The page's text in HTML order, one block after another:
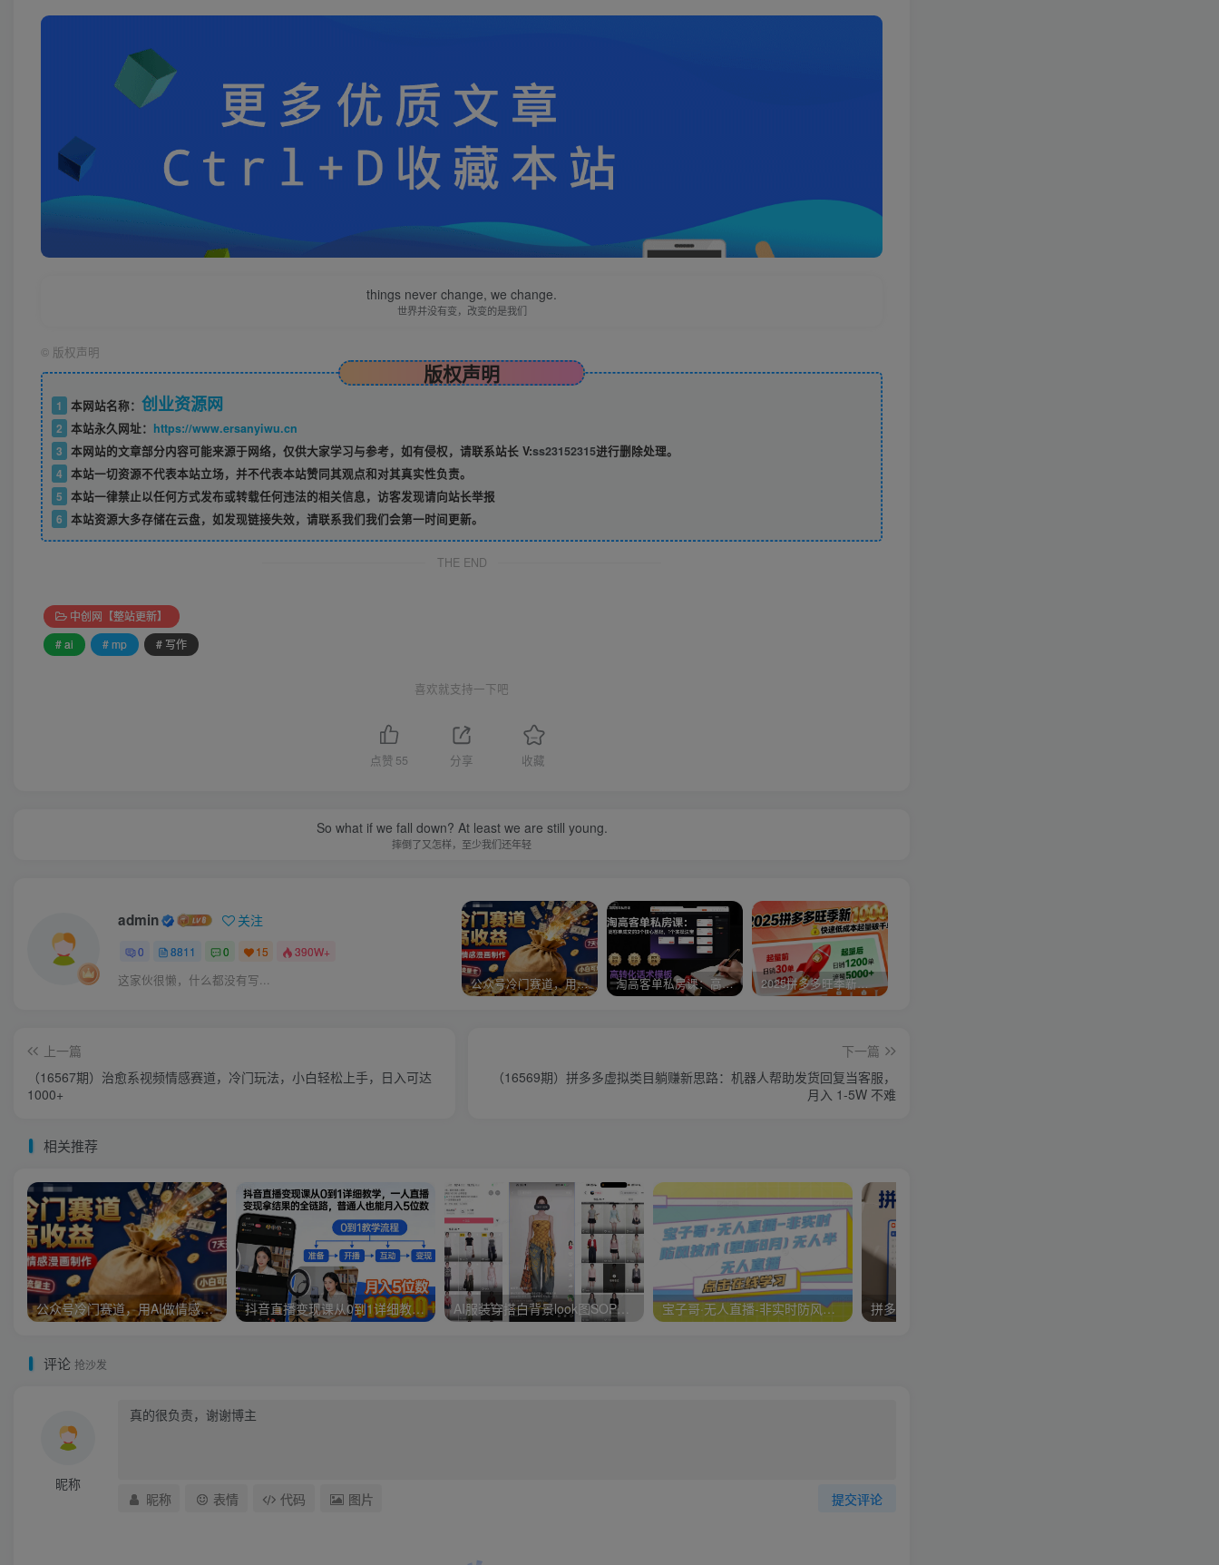
things never change, we change.
世界并没有变，改变的是我们
© 版权声明
版权声明
1 本网站名称： 创业资源网
2 本站永久网址： https://www.ersanyiwu.cn
3 本网站的文章部分内容可能来源于网络，仅供大家学习与参考，如有侵权，请联系站长 V:ss23152315进行删除处理。
4 本站一切资源不代表本站立场，并不代表本站赞同其观点和对其真实性负责。
5 本站一律禁止以任何方式发布或转载任何违法的相关信息，访客发现请向站长举报
6 本站资源大多存储在云盘，如发现链接失效，请联系我们我们会第一时间更新。
THE END
中创网【整站更新】
# ai
# mp # 写作
喜欢就支持一下吧
点赞 55 分享 收藏
So what if we fall down? At least we are still young.
摔倒了又怎样，至少我们还年轻
admin 关注
0 8811 0 15 390W+
这家伙很懒，什么都没有写... 公众号冷门赛道，用AI做情感漫画，7天开通流量主，操作简单，小白可玩 淘高客单私房课：高客单成交的3个核心基础，1个实操法宝 2025拼多多旺季新老店铺——快速低成本起量破千单
上一篇
（16567期）治愈系视频情感赛道，冷门玩法，小白轻松上手，日入可达
1000+
下一篇
（16569期）拼多多虚拟类目躺赚新思路：机器人帮助发货回复当客服，
月入 1-5W 不难
相关推荐
公众号冷门赛道，用AI做情感漫画，7天开通流量主，操作简单，小白可玩 抖音直播变现课从0到1详细教学，一人直播变现拿结果的全链路，普通人也能月入5位数 AI服装穿搭白背景look图SOP教程，不用会画画，提几句具体要求，AI就能还你一个奇迹 宝子哥·无人直播-非实时防风技术(更新25年9月)无人半无人直播
评论 抢沙发
昵称
提交评论
昵称 表情 代码 图片